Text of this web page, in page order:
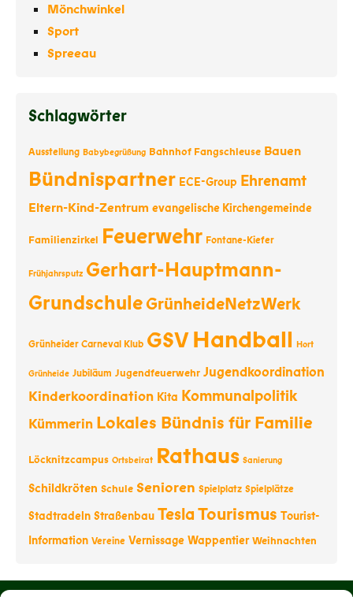
Mönchwinkel
Sport
Spreeau
Schlagwörter
Ausstellung Babybegrüßung Bahnhof Fangschleuse Bauen
Bündnispartner ECE-Group Ehrenamt
Eltern-Kind-Zentrum evangelische Kirchengemeinde
Familienzirkel Feuerwehr Fontane-Kiefer
Frühjahrsputz Gerhart-Hauptmann-
GrundschuleGrünheideNetzWerk
Grünheider Carneval Klub GSVHandball Hort
Grünheide Jubiläum Jugendfeuerwehr Jugendkoordination
Kinderkoordination Kita Kommunalpolitik
Kümmerin Lokales Bündnis für Familie
Löcknitzcampus Ortsbeirat Rathaus Sanierung
Schildkröten Schule Senioren Spielplatz Spielplätze
Stadtradeln Straßenbau TeslaTourismus Tourist-
Information Vereine Vernissage Wappentier Weihnachten